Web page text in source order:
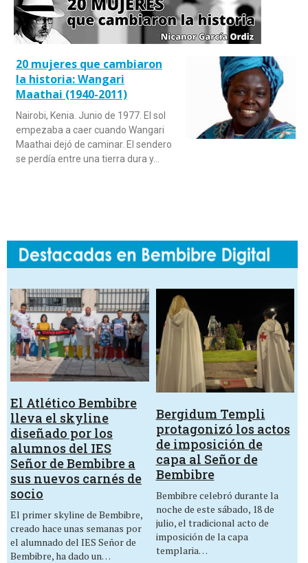
20 mujeres que cambiaron
la historia: Wangari
Maathai (1940-2011)
Nairobi, Kenia. Junio de 1977. El sol
empezaba a caer cuando Wangari
Maathai dejó de caminar. El sendero
se perdía entre una tierra dura y…
El Atlético Bembibre
lleva el skyline
diseñado por los
alumnos del IES
Señor de Bembibre a
sus nuevos carnés de
socio
El primer skyline de Bembibre,
creado hace unas semanas por
el alumnado del IES Señor de
Bembibre, ha dado un…
Bergidum Templi
protagonizó los actos
de imposición de
capa al Señor de
Bembibre
Bembibre celebró durante la
noche de este sábado, 18 de
julio, el tradicional acto de
imposición de la capa
templaria…